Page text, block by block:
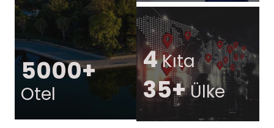
5000+
Otel
4Kıta
35+Ülke